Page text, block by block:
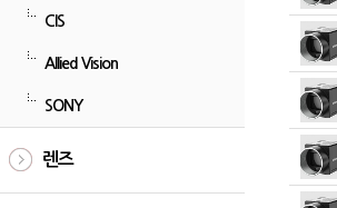
CIS
Allied Vision
SONY
렌즈